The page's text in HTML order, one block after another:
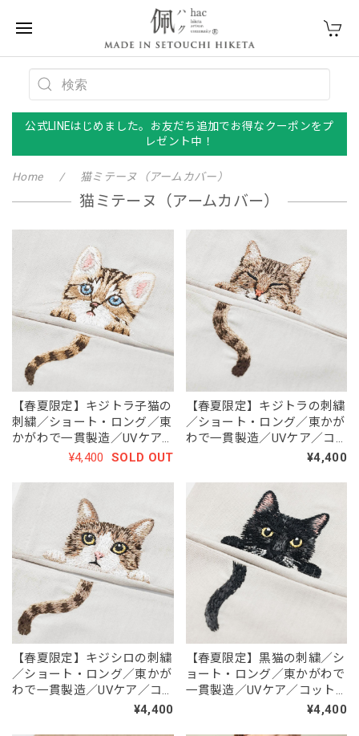
公式LINEはじめました。お友だち追加でお得なクーポンをプ
レゼント中！
Home 猫ミテーヌ（アームカバー）
猫ミテーヌ（アームカバー）
【春夏限定】キジトラ子猫の
刺繍／ショート・ロング／東
かがわで一貫製造／UVケア
／コットン100％
¥4,400 SOLD OUT
【春夏限定】キジトラの刺繍
／ショート・ロング／東かが
わで一貫製造／UVケア／コ
¥4,400
【春夏限定】キジシロの刺繍
／ショート・ロング／東かが
わで一貫製造／UVケア／コ
¥4,400
【春夏限定】黒猫の刺繍／シ
ョート・ロング／東かがわで
一貫製造／UVケア／コット
¥4,400